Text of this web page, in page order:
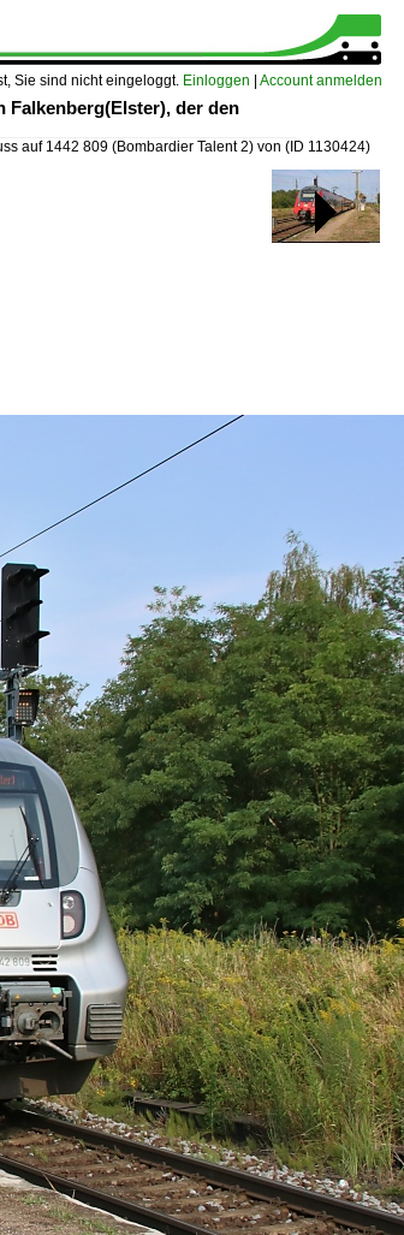
Sie sind nicht eingeloggt. Einloggen Account anmelden
Falkenberg(Elster), der den
auf 1442 809 (Bombardier Talent 2) von (ID 1130424)